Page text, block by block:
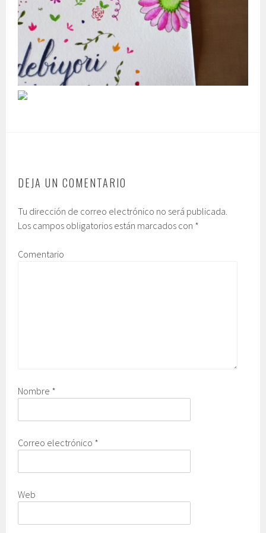
DEJA UN COMENTARIO
Tu dirección de correo electrónico no será publicada.
Los campos obligatorios están marcados con *
Comentario
Nombre *
Correo electrónico *
Web